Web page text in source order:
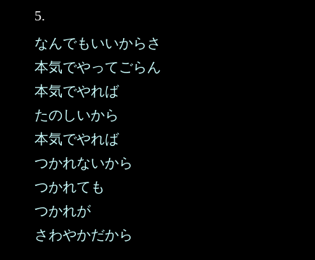
5.
なんでもいいからさ
本気でやってごらん
本気でやれば
たのしいから
本気でやれば
つかれないから
つかれても
つかれが
さわやかだから